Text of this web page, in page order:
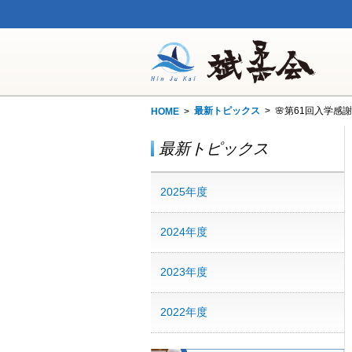
HOME 最新トピックス 🌸第61回入学感
最新トピックス
2025年度
2024年度
2023年度
2022年度